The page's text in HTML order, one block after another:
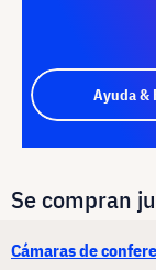
Ayuda &
Se compran
Cámaras de